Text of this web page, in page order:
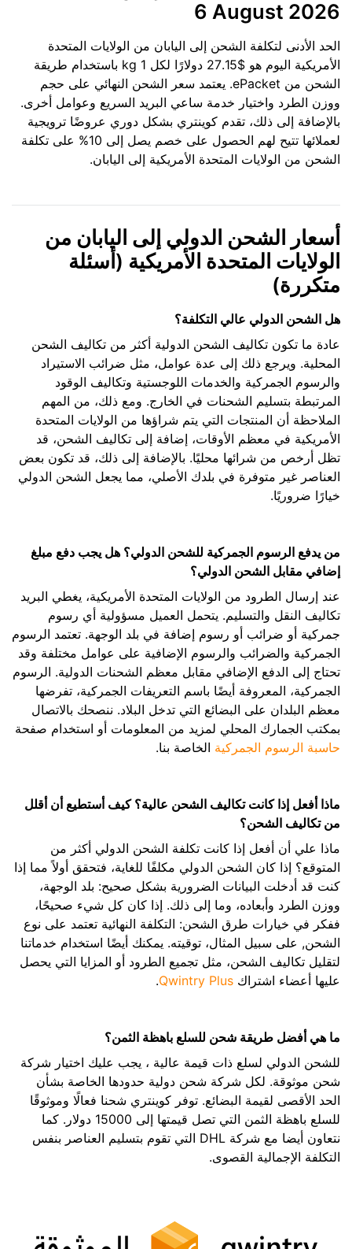
6 August 2026
الحد الأدنى لتكلفة الشحن إلى اليابان من الولايات المتحدة
الأمريكية اليوم هو $27.15 دولارًا لكل 1 kg باستخدام طريقة
الشحن من ePacket. يعتمد سعر الشحن النهائي على حجم
ووزن الطرد واختيار خدمة ساعي البريد السريع وعوامل أخرى.
بالإضافة إلى ذلك، تقدم كوينتري بشكل دوري عروضًا ترويجية
لعملائها تتيح لهم الحصول على خصم يصل إلى 10% على تكلفة
الشحن من الولايات المتحدة الأمريكية إلى اليابان.
أسعار الشحن الدولي إلى اليابان من
الولايات المتحدة الأمريكية (أسئلة
متكررة)
هل الشحن الدولي عالي التكلفة؟
عادة ما تكون تكاليف الشحن الدولية أكثر من تكاليف الشحن
المحلية. ويرجع ذلك إلى عدة عوامل، مثل ضرائب الاستيراد
والرسوم الجمركية والخدمات اللوجستية وتكاليف الوقود
المرتبطة بتسليم الشحنات في الخارج. ومع ذلك، من المهم
الملاحظة أن المنتجات التي يتم شراؤها من الولايات المتحدة
الأمريكية في معظم الأوقات، إضافة إلى تكاليف الشحن، قد
تظل أرخص من شرائها محليًا. بالإضافة إلى ذلك، قد تكون بعض
العناصر غير متوفرة في بلدك الأصلي، مما يجعل الشحن الدولي
خيارًا ضروريًا.
من يدفع الرسوم الجمركية للشحن الدولي؟ هل يجب دفع مبلغ
إضافي مقابل الشحن الدولي؟
عند إرسال الطرود من الولايات المتحدة الأمريكية، يغطي البريد
تكاليف النقل والتسليم. يتحمل العميل مسؤولية أي رسوم
جمركية أو ضرائب أو رسوم إضافة في بلد الوجهة. تعتمد الرسوم
الجمركية والضرائب والرسوم الإضافية على عوامل مختلفة وقد
تحتاج إلى الدفع الإضافي مقابل معظم الشحنات الدولية. الرسوم
الجمركية، المعروفة أيضًا باسم التعريفات الجمركية، تفرضها
معظم البلدان على البضائع التي تدخل البلاد. ننصحك بالاتصال
بمكتب الجمارك المحلي لمزيد من المعلومات أو استخدام صفحة
حاسبة الرسوم الجمركية الخاصة بنا.
ماذا أفعل إذا كانت تكاليف الشحن عالية؟ كيف أستطيع أن أقلل
من تكاليف الشحن؟
ماذا علي أن أفعل إذا كانت تكلفة الشحن الدولي أكثر من
المتوقع؟ إذا كان الشحن الدولي مكلفًا للغاية، فتحقق أولاً مما إذا
كنت قد أدخلت البيانات الضرورية بشكل صحيح: بلد الوجهة،
ووزن الطرد وأبعاده، وما إلى ذلك. إذا كان كل شيء صحيحًا،
ففكر في خيارات طرق الشحن: التكلفة النهائية تعتمد على نوع
الشحن, على سبيل المثال، توقيته. يمكنك أيضًا استخدام خدماتنا
لتقليل تكاليف الشحن، مثل تجميع الطرود أو المزايا التي يحصل
عليها أعضاء اشتراك Qwintry Plus
.
ما هي أفضل طريقة شحن للسلع باهظة الثمن؟
للشحن الدولي لسلع ذات قيمة عالية ، يجب عليك اختيار شركة
شحن موثوقة. لكل شركة شحن دولية حدودها الخاصة بشأن
الحد الأقصى لقيمة البضائع. توفر كوينتري شحنا فعالًا وموثوقًا
للسلع باهظة الثمن التي تصل قيمتها إلى 15000 دولار. كما
نتعاون أيضا مع شركة DHL التي تقوم بتسليم العناصر بنفس
التكلفة الإجمالية القصوى.